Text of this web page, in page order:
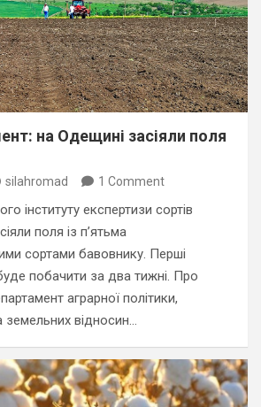
на Одещині засіяли поля
silahromad 1 Comment
інституту експертизи сортів
поля із п’ятьма
сортами бавовнику. Перші
побачити за два тижні. Про
аграрної політики,
відносин…